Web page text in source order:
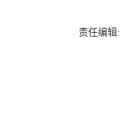
责任编辑: